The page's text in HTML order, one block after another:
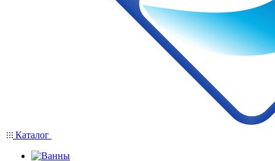
Каталог